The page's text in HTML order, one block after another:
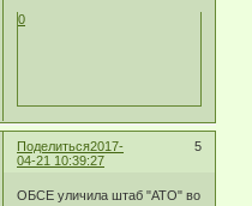
0
Поделиться 5
2017-
04-21 10:39:27
ОБСЕ уличила штаб "АТО" во